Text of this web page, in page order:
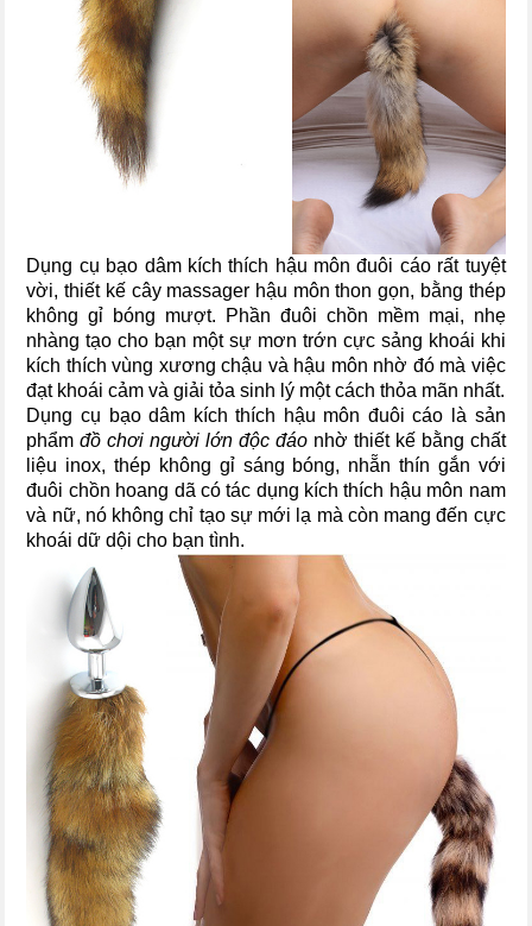
Dụng cụ bạo dâm kích thích hậu môn đuôi cáo rất tuyệt
vời, thiết kế cây massager hậu môn thon gọn, bằng thép
không gỉ bóng mượt. Phần đuôi chồn mềm mại, nhẹ
nhàng tạo cho bạn một sự mơn trớn cực sảng khoái khi
kích thích vùng xương chậu và hậu môn nhờ đó mà việc
đạt khoái cảm và giải tỏa sinh lý một cách thỏa mãn nhất.
Dụng cụ bạo dâm kích thích hậu môn đuôi cáo là sản
phẩmđồ chơi người lớn độc đáonhờ thiết kế bằng chất
liệu inox, thép không gỉ sáng bóng, nhẵn thín gắn với
đuôi chồn hoang dã có tác dụng kích thích hậu môn nam
và nữ, nó không chỉ tạo sự mới lạ mà còn mang đến cực
khoái dữ dội cho bạn tình.